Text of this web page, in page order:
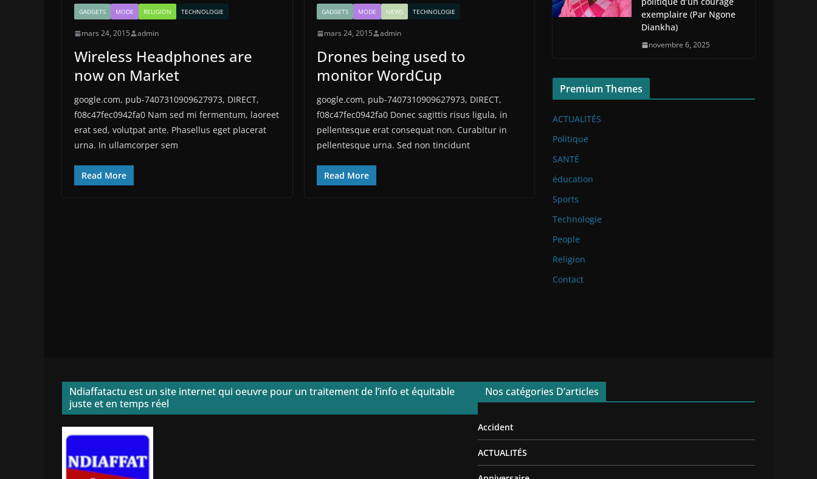
GADGETS MODE RELIGION TECHNOLOGIE
mars 24, 2015 admin
Wireless Headphones are
now on Market
google.com, pub-7407310909627973, DIRECT,
f08c47fec0942fa0 Nam sed mi fermentum, laoreet
erat sed, volutpat ante. Phasellus eget placerat
urna. In ullamcorper sem
Read More
GADGETS MODE NEWS TECHNOLOGIE
mars 24, 2015 admin
Drones being used to
monitor WordCup
google.com, pub-7407310909627973, DIRECT,
f08c47fec0942fa0 Donec sagittis risus ligula, in
pellentesque erat consequat non. Curabitur in
pellentesque urna. Sed non tincidunt
Read More
exemplaire (Par Ngone
Diankha)
novembre 6, 2025
Premium Themes
ACTUALITÉS
Politique
SANTÉ
éducation
Sports
Technologie
People
Religion
Contact
Ndiaffatactu est un site internet qui oeuvre pour un traitement de l’info et équitable
juste et en temps réel
Nos catégories D’articles
Accident
ACTUALITÉS